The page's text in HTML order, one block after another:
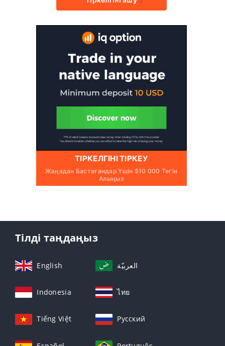
ТІРКЕЛГІНІ ТІРКЕУ
Жаңадан Бастағандар Үшін $10 000 Тегін
Алыңыз
Тілді таңдаңыз
English العربيّة
Indonesia ไทย
Tiếng Việt Русский